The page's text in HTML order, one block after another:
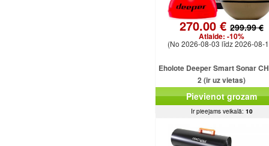
270.00 € 299.99 €
Atlaide: -10%
(No 2026-08-03 līdz 2026-08-
Eholote Deeper Smart Sonar
2 (ir uz vietas)
Pievienot grozam
Ir pieejams veikalā: 10